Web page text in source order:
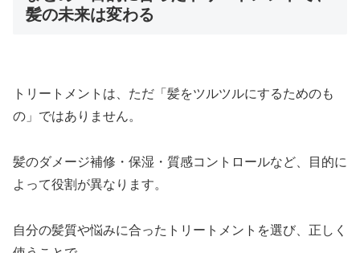
髪の未来は変わる
トリートメントは、ただ「髪をツルツルにするためのも
の」ではありません。
髪のダメージ補修・保湿・質感コントロールなど、目的に
よって役割が異なります。
自分の髪質や悩みに合ったトリートメントを選び、正しく